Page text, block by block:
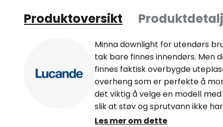
Produktoversikt
Minna downlight for utendørs
tak bare finnes innendørs. Men
finnes faktisk overbygde
overheng som er perfekte å
det viktig å velge en modell
slik at støv og sprutvann ikke
tilfellet er med IP54.
Les mer om dette